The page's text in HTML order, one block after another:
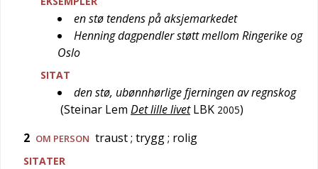
en stø tendens på aksjemarkedet
Henning dagpendler støtt mellom Ringerike og
Oslo
SITAT
den stø, ubønnhørlige fjerningen av regnskog
(Steinar Lem Det lille livet LBK 2005)
2 OM PERSON traust; trygg; rolig
SITATER